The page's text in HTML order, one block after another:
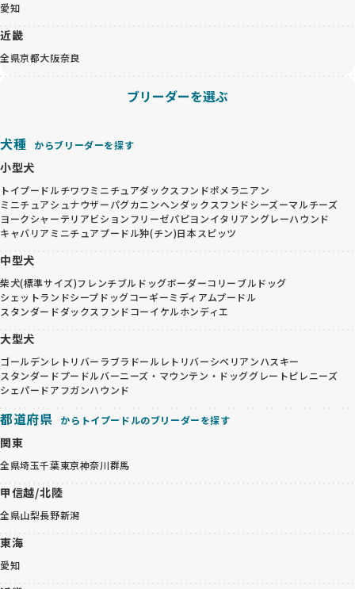
愛知
近畿
全県京都大阪奈良
ブリーダーを選ぶ
犬種 からブリーダーを探す
小型犬
トイプードルチワワミニチュアダックスフンドポメラニアン
ミニチュアシュナウザーパグカニンヘンダックスフンドシーズーマルチーズ
ヨークシャーテリアビションフリーゼパピヨンイタリアングレーハウンド
キャバリア ミニチュアプードル狆(チン)日本スピッツ
中型犬
柴犬(標準サイズ)フレンチブルドッグボーダーコリーブルドッグ
シェットランドシープドッグコーギーミディアムプードル
スタンダードダックスフンドコーイケルホンディエ
大型犬
ゴールデンレトリバー ラブラドールレトリバーシベリアンハスキー
スタンダードプードルバーニーズ・マウンテン・ドッググレートピレニーズ
シェパードアフガンハウンド
都道府県 からトイプードルのブリーダーを探す
関東
全県埼玉千葉東京神奈川群馬
甲信越/北陸
全県山梨長野新潟
東海
愛知